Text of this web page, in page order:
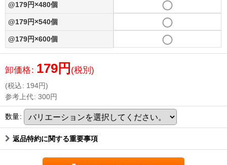
@179円×480個
@179円×540個
@179円×600個
卸価格: 179円 (税別)
(税込: 194円)
参考上代: 300円
数量:
返品特約に関する重要事項